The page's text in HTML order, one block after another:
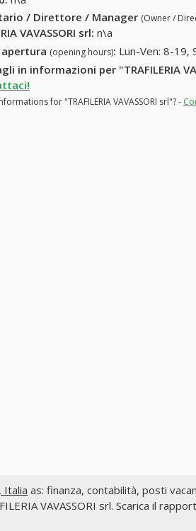
/ Direttore / Manager (Owner /
VAVASSORI srl: n\a
(opening hours): Lun-Ven: 8-19,
informazioni per "TRAFILERIA
for "TRAFILERIA VAVASSORI srl"? -
Italia as: finanza, contabilità, posti
VAVASSORI srl. Scarica il